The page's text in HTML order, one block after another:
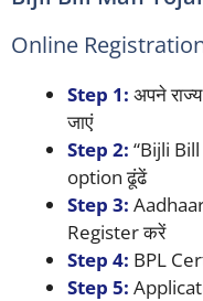
Online
Step 1: अपने
जाएं
Step 2: “Bijli
option ढूंढें
Step 3:
Register करें
Step 4: BPL
Step 5: